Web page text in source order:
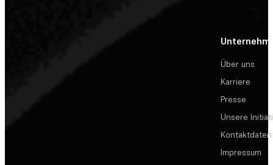
Über uns
Karriere
Presse
Unsere
Kontaktdaten
Impressum